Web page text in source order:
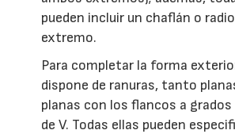
pueden incluir un chaflán o
extremo.
Para completar la forma
dispone de ranuras, tanto
planas con los flancos a
de V. Todas ellas pueden